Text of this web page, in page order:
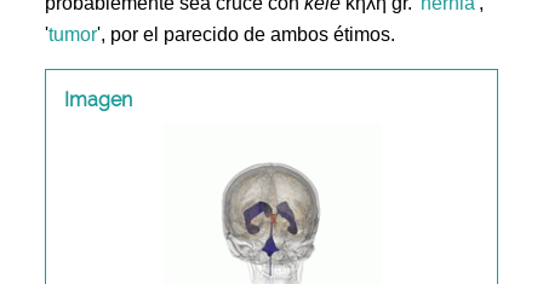
'tumor', por el parecido de ambos étimos.
Imagen